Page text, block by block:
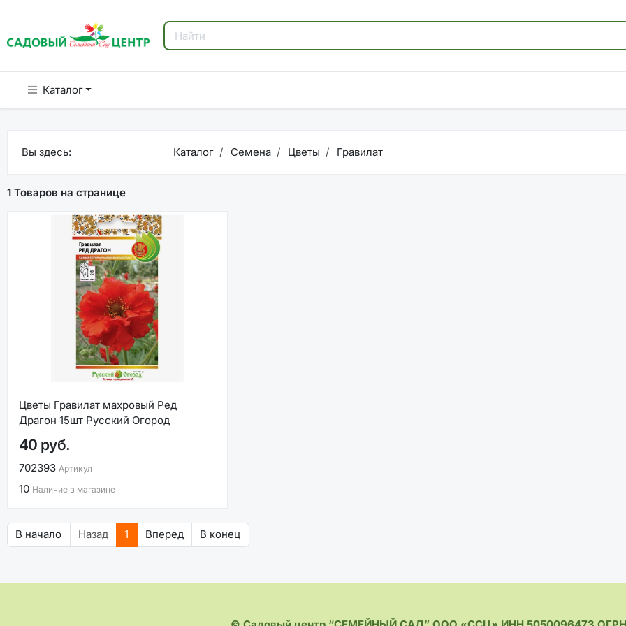
Каталог
Вы здесь: Каталог Семена Цветы Гравилат
1 Товаров на странице
Цветы Гравилат махровый Ред
Драгон 15шт Русский Огород
40 руб.
702393 Артикул
10 Наличие в магазине
В начало Назад 1 Вперед В конец